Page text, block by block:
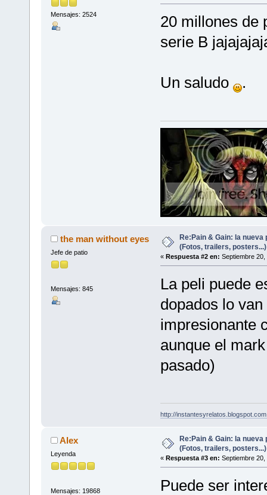
Mensajes: 2524
20 millones de
serie B
Un saludo .
the man without eyes
Jefe de patio
Mensajes: 845
Re:Pain & Gain: la nueva
(Fotos, trailers, posters...)
« Respuesta #2 en: Septiembre
La peli puede
dopados lo
impresionante
aunque el
pasado)
http://
Alex
Leyenda
Mensajes: 19868
Re:Pain & Gain: la nueva
(Fotos, trailers, posters...)
« Respuesta #3 en: Septiembre
Puede ser